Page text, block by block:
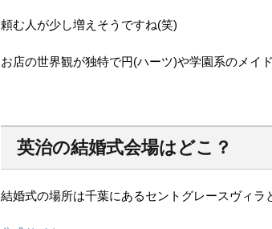
頼む人が少し増えそうですね(笑)
お店の世界観が独特で円(ハーツ)や学園系のメイ
英治の結婚式会場はどこ？
結婚式の場所は千葉にあるセントグレースヴィラ